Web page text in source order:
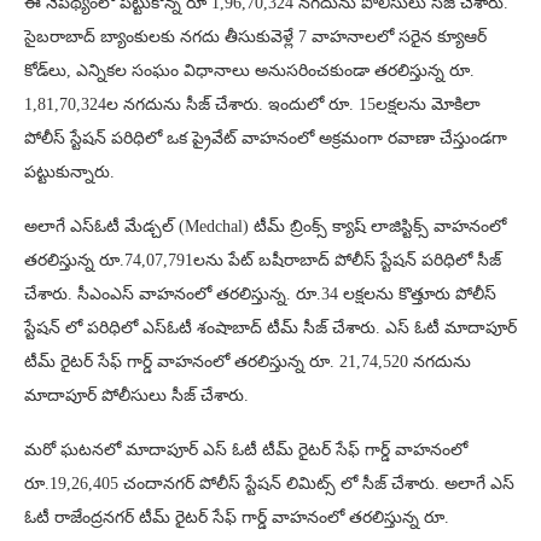
సైబరాబాద్ బ్యాంకులకు నగదు తీసుకువెళ్లే 7 వాహనాలలో సరైన క్యూఆర్
కోడ్‌లు, ఎన్నికల సంఘం విధానాలు అనుసరించకుండా తరలిస్తున్న రూ.
1,81,70,324ల నగదును సీజ్ చేశారు. ఇందులో రూ. 15లక్షలను మోకిలా
పోలీస్ స్టేషన్ పరిధిలో ఒక ప్రైవేట్ వాహనంలో అక్రమంగా రవాణా చేస్తుండగా
పట్టుకున్నారు.
అలాగే ఎస్ఓటీ మేడ్చల్ (Medchal) టీమ్ బ్రింక్స్ క్యాష్ లాజిస్టిక్స్ వాహనంలో
తరలిస్తున్న రూ.74,07,791లను పేట్ బషీరాబాద్ పోలీస్ స్టేషన్ పరిధిలో సీజ్
చేశారు. సీఎంఎస్ వాహనంలో తరలిస్తున్న. రూ.34 లక్షలను కొత్తూరు పోలీస్
స్టేషన్ లో పరిధిలో ఎస్ఓటీ శంషాబాద్ టీమ్ సీజ్ చేశారు. ఎస్ ఓటీ మాదాపూర్
టీమ్ రైటర్ సేఫ్ గార్డ్ వాహనంలో తరలిస్తున్న రూ. 21,74,520 నగదును
మాదాపూర్ పోలీసులు సీజ్ చేశారు.
మరో ఘటనలో మాదాపూర్ ఎస్ ఓటీ టీమ్ రైటర్ సేఫ్ గార్డ్ వాహనంలో
రూ.19,26,405 చందానగర్ పోలీస్ స్టేషన్ లిమిట్స్ లో సీజ్ చేశారు. అలాగే ఎస్
ఓటీ రాజేంద్రనగర్ టీమ్ రైటర్ సేఫ్ గార్డ్ వాహనంలో తరలిస్తున్న రూ.